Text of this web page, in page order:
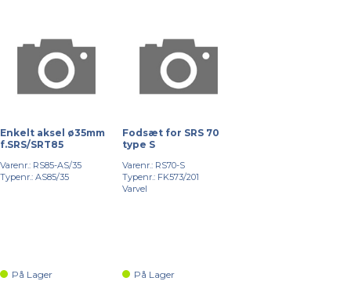
Enkelt aksel ø35mm
f.SRS/SRT85
Varenr.: RS85-AS/35
Typenr.: AS85/35
På Lager
Fodsæt for SRS 70
type S
Varenr.: RS70-S
Typenr.: FK573/201
Varvel
På Lager